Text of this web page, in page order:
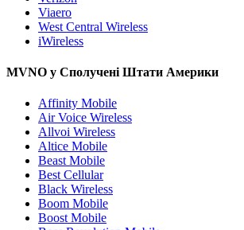
Viaero
West Central Wireless
iWireless
MVNO у Сполучені Штати Америки
Affinity Mobile
Air Voice Wireless
Allvoi Wireless
Altice Mobile
Beast Mobile
Best Cellular
Black Wireless
Boom Mobile
Boost Mobile